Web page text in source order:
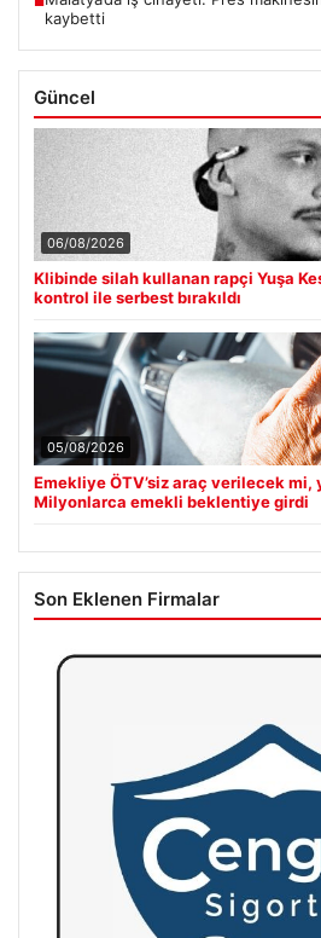
kaybetti
Güncel
06/08/2026
Klibinde silah kullanan rapçi Yuşa
kontrol ile serbest bırakıldı
05/08/2026
Emekliye ÖTV’siz araç verilecek mi,
Milyonlarca emekli beklentiye girdi
Son Eklenen Firmalar